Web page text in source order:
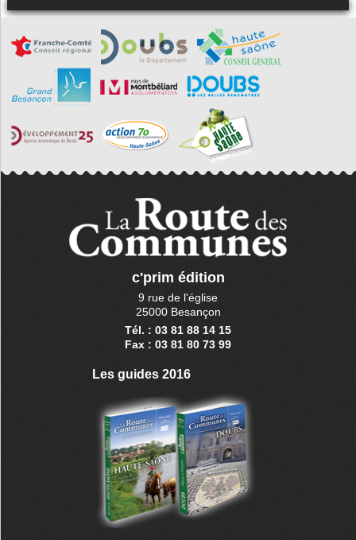
c'prim édition
9 rue de l'église
25000 Besançon
Tél. : 03 81 88 14 15
Fax : 03 81 80 73 99
Les guides 2016